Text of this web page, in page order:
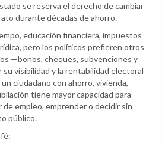
se reserva el derecho de cambiar
durante décadas de ahorro.
educación financiera, impuestos
pero los políticos prefieren otros
—bonos, cheques, subvenciones y
visibilidad y la rentabilidad electoral
ciudadano con ahorro, vivienda,
tiene mayor capacidad para
de empleo, emprender o decidir sin
público.